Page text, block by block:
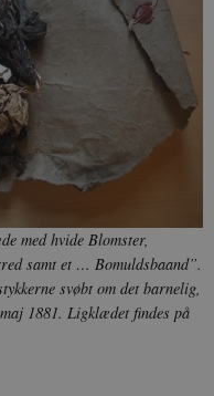
med hvide Blomster,
samt et … Bomuldsbaand”.
svøbt om det barnelig,
1881. Ligklædet findes på